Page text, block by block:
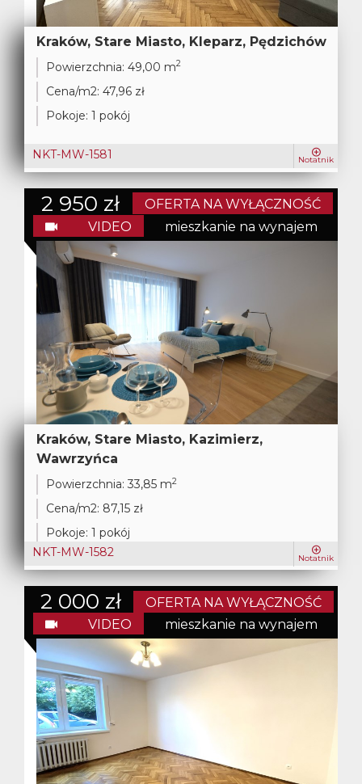
Kraków, Stare Miasto, Kleparz, Pędzichów
Powierzchnia: 49,00 m2
Cena/m2: 47,96 zł
Pokoje: 1 pokój
NKT-MW-1581 Notatnik
2 950 zł
OFERTA NA WYŁĄCZNOŚĆ
VIDEO
mieszkanie na wynajem
Kraków, Stare Miasto, Kazimierz,
Wawrzyńca
Powierzchnia: 33,85 m2
Cena/m2: 87,15 zł
Pokoje: 1 pokój
NKT-MW-1582
Notatnik
2 000 zł
OFERTA NA WYŁĄCZNOŚĆ
VIDEO
mieszkanie na wynajem